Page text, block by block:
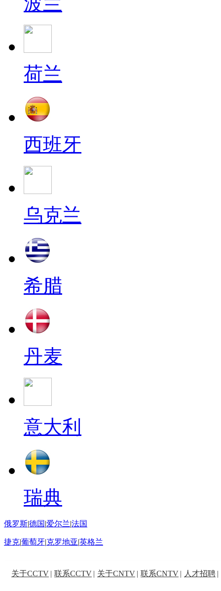
荷兰
西班牙
乌克兰
希腊
丹麦
意大利
瑞典
俄罗斯|德国|爱尔兰|法国
捷克|葡萄牙|克罗地亚|英格兰
关于CCTV | 联系CCTV | 关于CNTV | 联系CNTV | 人才招聘 |